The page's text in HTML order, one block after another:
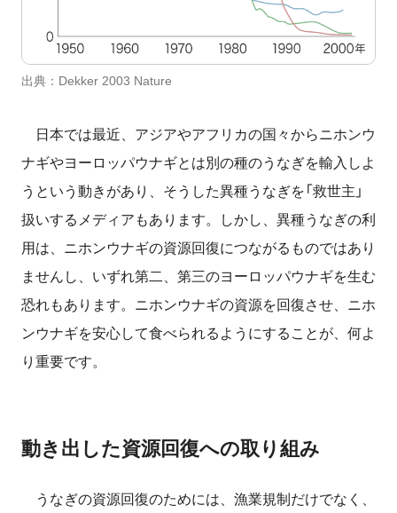
出典：Dekker 2003 Nature
日本では最近、アジアやアフリカの国々からニホンウ
ナギやヨーロッパウナギとは別の種のうなぎを輸入しよ
うという動きがあり、そうした異種うなぎを「救世主」
扱いするメディアもあります。しかし、異種うなぎの利
用は、ニホンウナギの資源回復につながるものではあり
ませんし、いずれ第二、第三のヨーロッパウナギを生む
恐れもあります。ニホンウナギの資源を回復させ、ニホ
ンウナギを安心して食べられるようにすることが、何よ
り重要です。
動き出した資源回復への取り組み
うなぎの資源回復のためには、漁業規制だけでなく、